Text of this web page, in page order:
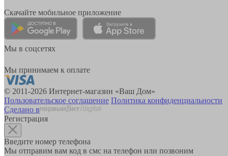
Скачайте мобильное приложение
Мы в соцсетях
Мы принимаем к оплате
© 2011-2026 Интернет-магазин «Ваш Дом»
Пользовательское соглашение Политика конфиденциальности
Сделано в
Регистрация
Введите номер телефона
Мы отправим вам код в смс на телефон или позвоним